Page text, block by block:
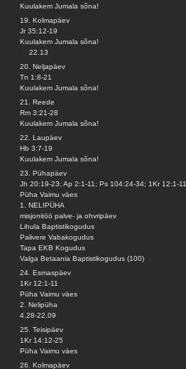
Kuulakem Jumala sõna!
19. Kolmapäev
Jr 35:12-19
Kuulakem Jumala sõna!
22.13
20. Neljapäev
Tn 1:8-21
Kuulakem Jumala sõna!
21. Reede
Rm 3:21-28
Kuulakem Jumala sõna!
22. Laupäev
Hb 3:7-19
Kuulakem Jumala sõna!
23. Pühapäev
Jh 20:19-23; Ap 2:1-11; Ps 104:24-34; 1Kr 12:1-11
Püha Vaimu väes
1. NELIPÜHA
misjonitöö palve- ja ohvripäev
Lihula Baptistikogudus
Palivere Vabakogudus
Tapa EKB Kogudus
Valga Betaania Baptistikogudus (100)
24. Esmaspäev
1Kr 12:1-11
Püha Vaimu väes
2. Nelipüha
4.28-22.09
25. Teisipäev
1Kr 14:12-25
Püha Vaimu väes
26. Kolmapäev